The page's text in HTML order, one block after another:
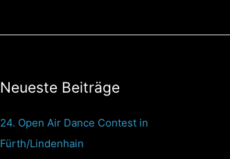
Neueste Beiträge
24. Open Air Dance Contest in
Fürth/Lindenhain